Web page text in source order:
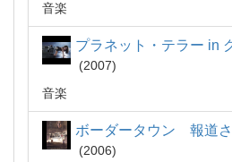
音楽
プラネット・テラー in
2007
音楽
ボーダータウン 報道
2006